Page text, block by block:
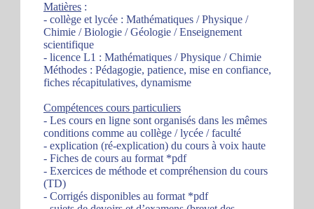
Matières :
- collège et lycée : Mathématiques / Physique /
Chimie / Biologie / Géologie / Enseignement
scientifique
- licence L1 : Mathématiques / Physique / Chimie
Méthodes : Pédagogie, patience, mise en confiance,
fiches récapitulatives, dynamisme
Compétences cours particuliers
- Les cours en ligne sont organisés dans les mêmes
conditions comme au collège / lycée / faculté
- explication (ré-explication) du cours à voix haute
- Fiches de cours au format *pdf
- Exercices de méthode et compréhension du cours
(TD)
- Corrigés disponibles au format *pdf